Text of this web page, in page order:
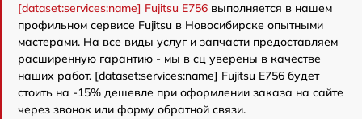
[dataset:services:name] Fujitsu E756 выполняется в нашем
профильном сервисе Fujitsu в Новосибирске опытными
мастерами. На все виды услуг и запчасти предоставляем
расширенную гарантию - мы в сц уверены в качестве
наших работ. [dataset:services:name] Fujitsu E756 будет
стоить на -15% дешевле при оформлении заказа на сайте
через звонок или форму обратной связи.